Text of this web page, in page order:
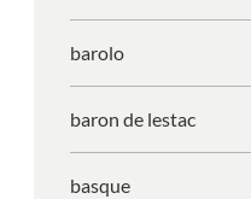
barolo
baron de lestac
basque